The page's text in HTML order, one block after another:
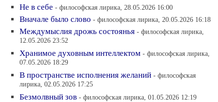
Не в себе - философская лирика, 28.05.2026 16:00
Вначале было слово - философская лирика, 20.05.2026 16:18
Междумыслия дрожь состоянья - философская лирика,
12.05.2026 23:52
Хранимое духовным интеллектом - философская лирика,
07.05.2026 18:29
В пространстве исполнения желаний - философская
лирика, 02.05.2026 17:25
Безмолвный зов - философская лирика, 01.05.2026 12:19